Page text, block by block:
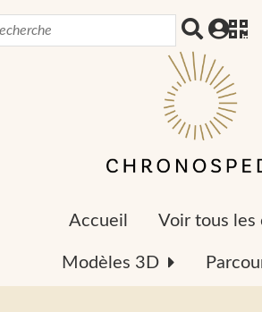
Accueil Voir tous les
Modèles 3D